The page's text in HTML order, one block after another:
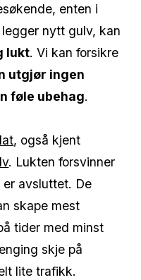
enten i
nytt gulv, kan
lukt. Vi kan forsikre
utgjør ingen
føle ubehag.
, også kjent
. Lukten forsvinner
avsluttet. De
skape mest
tider med minst
skje på
lite trafikk.